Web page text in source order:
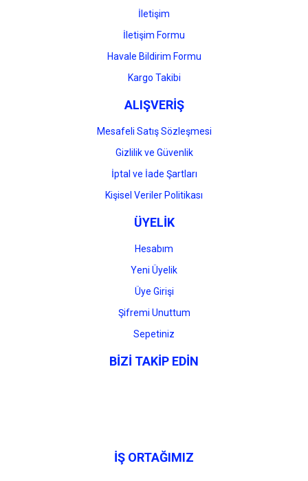
Gönder
İletişim
İletişim Formu
Havale Bildirim Formu
Kargo Takibi
ALIŞVERİŞ
Mesafeli Satış Sözleşmesi
Gizlilik ve Güvenlik
İptal ve İade Şartları
Kişisel Veriler Politikası
ÜYELİK
Hesabım
Yeni Üyelik
Üye Girişi
Şifremi Unuttum
Sepetiniz
BİZİ TAKİP EDİN
İŞ ORTAĞIMIZ